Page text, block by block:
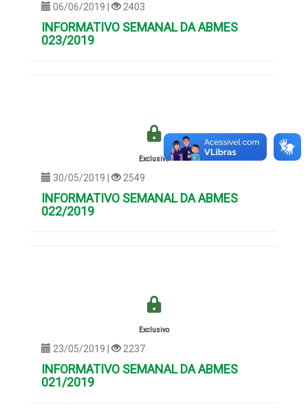
06/06/2019 | 2403
INFORMATIVO SEMANAL DA ABMES
023/2019
Exclusivo
30/05/2019 | 2549
INFORMATIVO SEMANAL DA ABMES
022/2019
Exclusivo
23/05/2019 | 2237
INFORMATIVO SEMANAL DA ABMES
021/2019